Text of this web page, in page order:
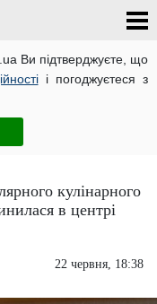
Ви підтверджуєте, що
і погоджуєтеся з
сталевий прес:
кулінарного
в центрі
22 червня, 18:38